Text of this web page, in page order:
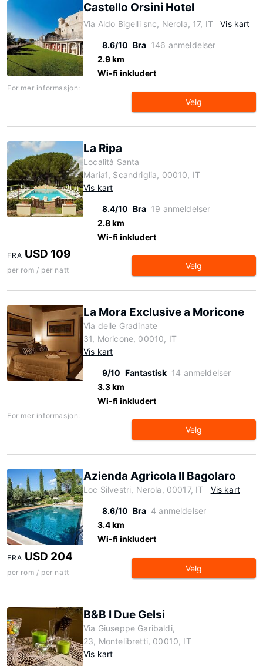
Castello Orsini Hotel
Via Aldo Bigelli snc, Nerola, 17, IT Vis kart
8.6/10 Bra 146 anmeldelser
2.9 km
Wi-fi inkludert
For mer informasjon:
Velg
La Ripa
Località Santa
Maria1, Scandriglia, 00010, IT
Vis kart
8.4/10 Bra 19 anmeldelser
2.8 km
Wi-fi inkludert
FRA USD 109
per rom / per natt Velg
La Mora Exclusive a Moricone
Via delle Gradinate
31, Moricone, 00010, IT
Vis kart
9/10 Fantastisk 14 anmeldelser
3.3 km
Wi-fi inkludert
For mer informasjon:
Velg
Azienda Agricola Il Bagolaro
Loc Silvestri, Nerola, 00017, IT Vis kart
8.6/10 Bra 4 anmeldelser
3.4 km
Wi-fi inkludert
FRA USD 204
per rom / per natt Velg
B&B I Due Gelsi
Via Giuseppe Garibaldi,
23, Montelibretti, 00010, IT
Vis kart